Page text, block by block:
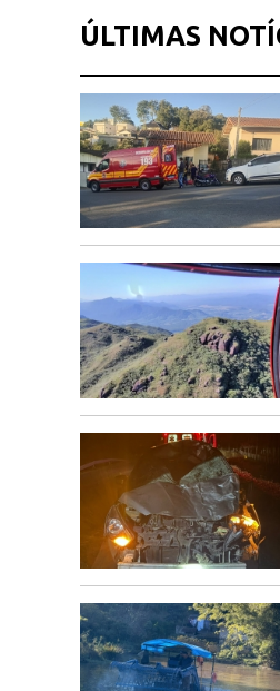
ÚLTIMAS